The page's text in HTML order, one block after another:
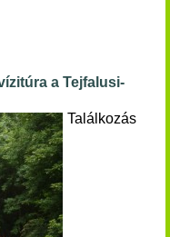
a Tejfalusi-
Találkozás